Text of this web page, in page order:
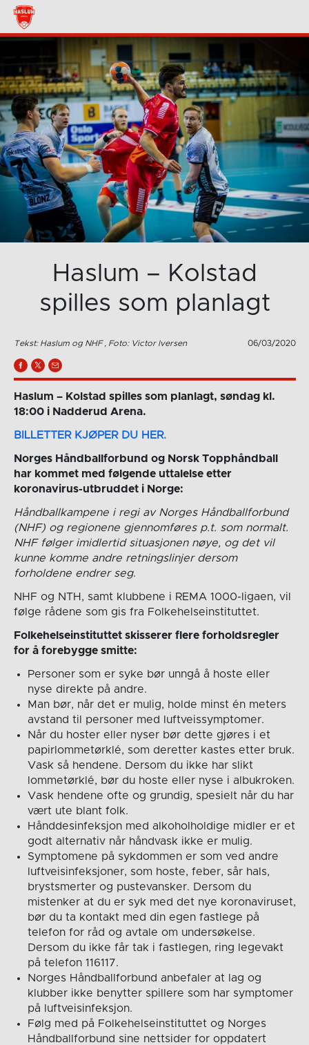
Haslum – Kolstad
spilles som planlagt
Tekst: Haslum og NHF , Foto: Victor Iversen 06/03/2020
Haslum – Kolstad spilles som planlagt, søndag kl.
18:00 i Nadderud Arena.
BILLETTER KJØPER DU HER.
Norges Håndballforbund og Norsk Topphåndball
har kommet med følgende uttalelse etter
koronavirus-utbruddet i Norge:
Håndballkampene i regi av Norges Håndballforbund
(NHF) og regionene gjennomføres p.t. som normalt.
NHF følger imidlertid situasjonen nøye, og det vil
kunne komme andre retningslinjer dersom
forholdene endrer seg.
NHF og NTH, samt klubbene i REMA 1000-ligaen, vil
følge rådene som gis fra Folkehelseinstituttet.
Folkehelseinstituttet skisserer flere forholdsregler
for å forebygge smitte:
Personer som er syke bør unngå å hoste eller
nyse direkte på andre.
Man bør, når det er mulig, holde minst én meters
avstand til personer med luftveissymptomer.
Når du hoster eller nyser bør dette gjøres i et
papirlommetørklé, som deretter kastes etter bruk.
Vask så hendene. Dersom du ikke har slikt
lommetørklé, bør du hoste eller nyse i albukroken.
Vask hendene ofte og grundig, spesielt når du har
vært ute blant folk.
Hånddesinfeksjon med alkoholholdige midler er et
godt alternativ når håndvask ikke er mulig.
Symptomene på sykdommen er som ved andre
luftveisinfeksjoner, som hoste, feber, sår hals,
brystsmerter og pustevansker. Dersom du
mistenker at du er syk med det nye koronaviruset,
bør du ta kontakt med din egen fastlege på
telefon for råd og avtale om undersøkelse.
Dersom du ikke får tak i fastlegen, ring legevakt
på telefon 116117.
Norges Håndballforbund anbefaler at lag og
klubber ikke benytter spillere som har symptomer
på luftveisinfeksjon.
Følg med på Folkehelseinstituttet og Norges
Håndballforbund sine nettsider for oppdatert